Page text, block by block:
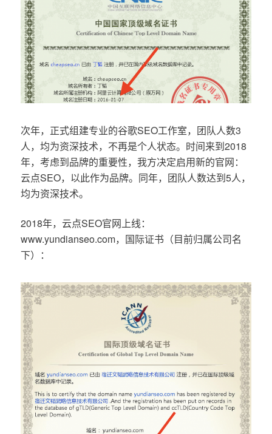
次年，正式组建专业的谷歌SEO工作室，团队人数3
人，均为资深技术，不再是个人状态。时间来到2018
年，考虑到品牌的重要性，我方决定启用新的官网：
云点SEO，以此作为品牌。同年，团队人数达到5人，
均为资深技术。
2018年，云点SEO官网上线：
www.yundianseo.com，国际证书（目前归属公司名
下）：